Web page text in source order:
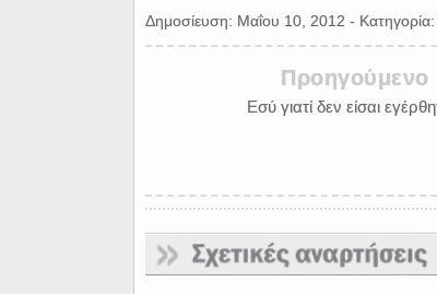
Δημοσίευση: Μαΐου 10, 2012 - Κατηγορία:
Προηγούμενο
Εσύ γιατί δεν είσαι